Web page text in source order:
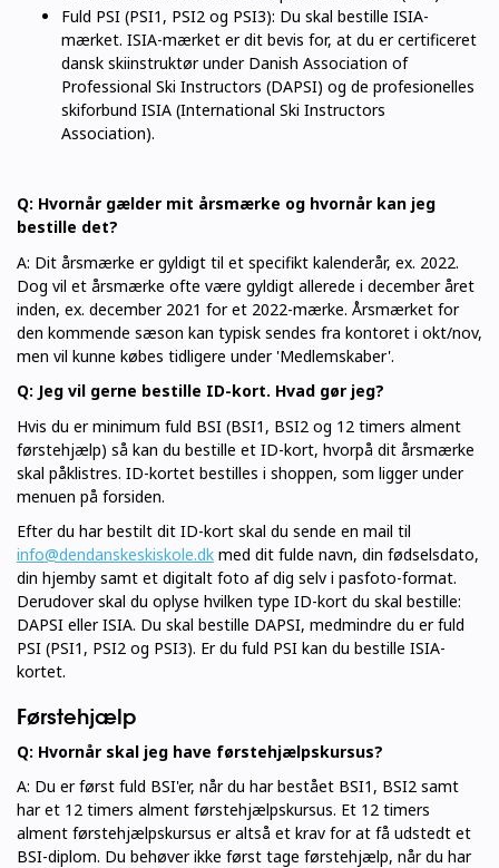
Fuld PSI (PSI1, PSI2 og PSI3): Du skal bestille ISIA-
mærket. ISIA-mærket er dit bevis for, at du er certificeret
dansk skiinstruktør under Danish Association of
Professional Ski Instructors (DAPSI) og de profesionelles
skiforbund ISIA (International Ski Instructors
Association).
Q: Hvornår gælder mit årsmærke og hvornår kan jeg
bestille det?
A: Dit årsmærke er gyldigt til et specifikt kalenderår, ex. 2022.
Dog vil et årsmærke ofte være gyldigt allerede i december året
inden, ex. december 2021 for et 2022-mærke. Årsmærket for
den kommende sæson kan typisk sendes fra kontoret i okt/nov,
men vil kunne købes tidligere under 'Medlemskaber'.
Q: Jeg vil gerne bestille ID-kort. Hvad gør jeg?
Hvis du er minimum fuld BSI (BSI1, BSI2 og 12 timers alment
førstehjælp) så kan du bestille et ID-kort, hvorpå dit årsmærke
skal påklistres. ID-kortet bestilles i shoppen, som ligger under
menuen på forsiden.
Efter du har bestilt dit ID-kort skal du sende en mail til
info@dendanskeskiskole.dk med dit fulde navn, din fødselsdato,
din hjemby samt et digitalt foto af dig selv i pasfoto-format.
Derudover skal du oplyse hvilken type ID-kort du skal bestille:
DAPSI eller ISIA. Du skal bestille DAPSI, medmindre du er fuld
PSI (PSI1, PSI2 og PSI3). Er du fuld PSI kan du bestille ISIA-
kortet.
Førstehjælp
Q: Hvornår skal jeg have førstehjælpskursus?
A: Du er først fuld BSI'er, når du har bestået BSI1, BSI2 samt
har et 12 timers alment førstehjælpskursus. Et 12 timers
alment førstehjælpskursus er altså et krav for at få udstedt et
BSI-diplom. Du behøver ikke først tage førstehjælp, når du har